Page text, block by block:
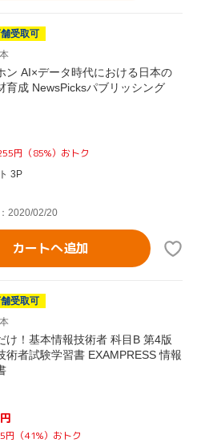
受取可
ン AI×データ時代における日本の
育成 NewsPicksパブリッシング
円（85%）おトク
3P
2020/02/20
カートへ追加
受取可
け！基本情報技術者 科目B 第4版
術者試験学習書 EXAMPRESS 情報
円
円（41%）おトク